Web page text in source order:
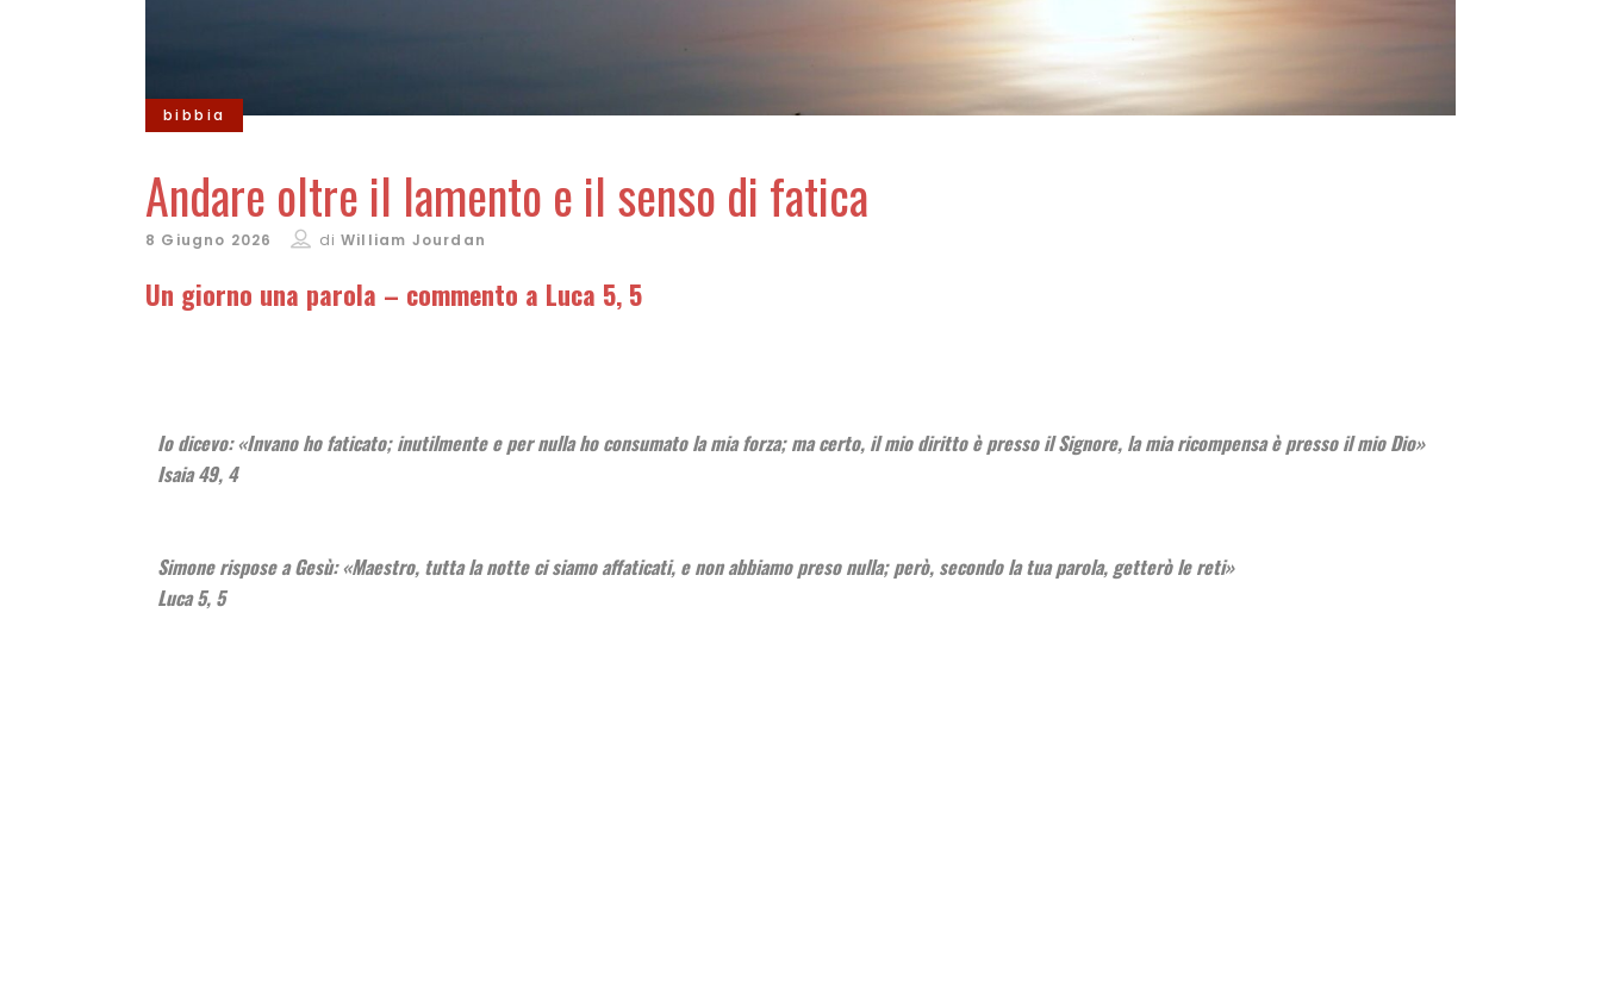
bibbia
Andare oltre il lamento e il senso di fatica
8 Giugno 2026 di William Jourdan
Un giorno una parola – commento a Luca 5, 5
Io dicevo: «Invano ho faticato; inutilmente e per nulla ho consumato la mia forza; ma certo, il mio diritto è presso il Signore, la mia ricompensa è presso il mio Dio»
Isaia 49, 4
Simone rispose a Gesù: «Maestro, tutta la notte ci siamo affaticati, e non abbiamo preso nulla; però, secondo la tua parola, getterò le reti»
Luca 5, 5